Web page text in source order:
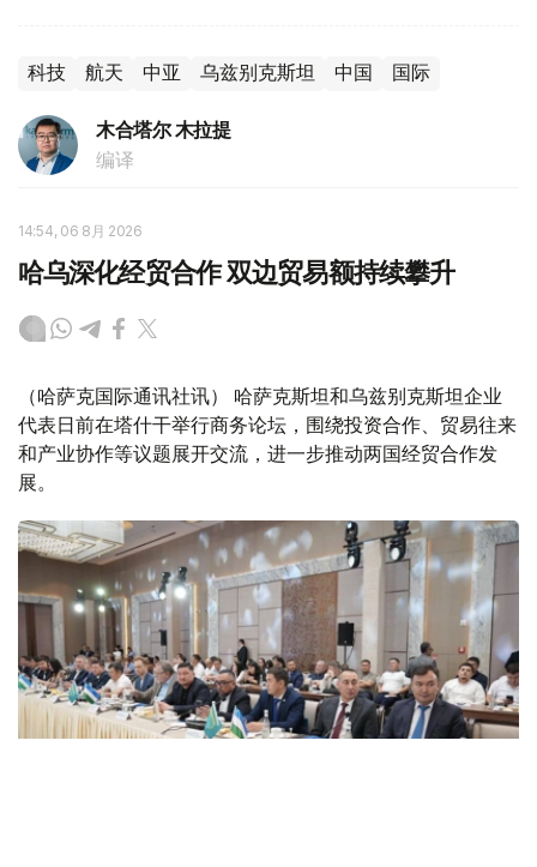
科技 航天 中亚 乌兹别克斯坦 中国 国际
木合塔尔 木拉提
编译
14:54, 06 8月 2026
哈乌深化经贸合作 双边贸易额持续攀升
（哈萨克国际通讯社讯） 哈萨克斯坦和乌兹别克斯坦企业
代表日前在塔什干举行商务论坛，围绕投资合作、贸易往来
和产业协作等议题展开交流，进一步推动两国经贸合作发
展。